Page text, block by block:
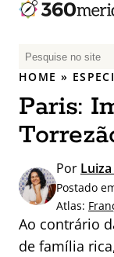
P
e
q
u
a
r
p
o
HOME »
Paris:
Por
Postado
Atlas:
Ao contrário
de família